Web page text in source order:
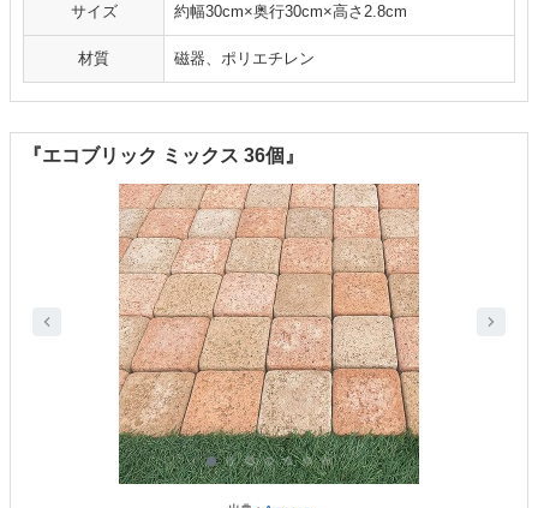
サイズ 約幅30cm×奥行30cm×高さ2.8cm
材質 磁器、ポリエチレン
『エコブリック ミックス 36個』